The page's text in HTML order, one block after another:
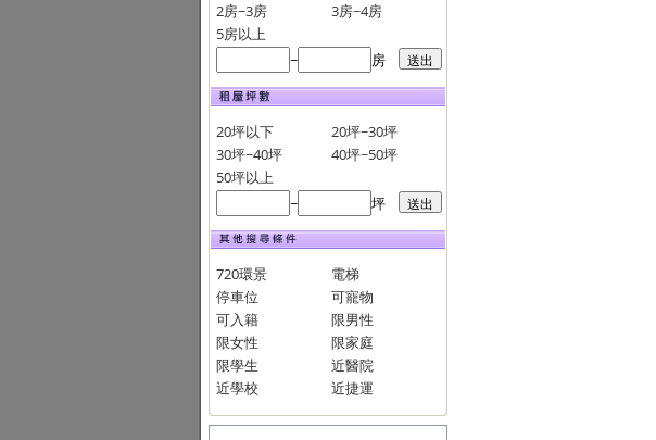
2房~3房
3房~4房
5房以上
~
房
20坪以下
20坪~30坪
30坪~40坪
40坪~50坪
50坪以上
~
坪
720環景
電梯
停車位
可寵物
可入籍
限男性
限女性
限家庭
限學生
近醫院
近學校
近捷運